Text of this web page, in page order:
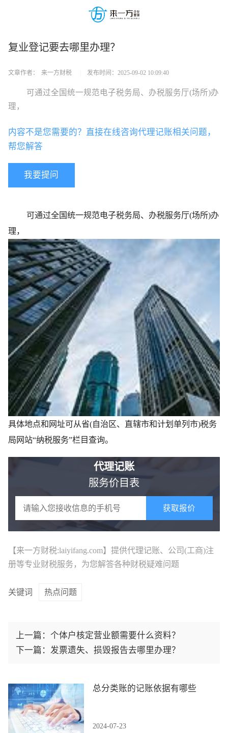
复业登记要去哪里办理？
文章作者： 来一方财税 发布时间：2025-09-02 10:09:40
可通过全国统一规范电子税务局、办税服务厅(场所)办
理，
我要提问
内容不是您需要的？直接在线咨询代理记账相关问题，
帮您解答
可通过全国统一规范电子税务局、办税服务厅(场所)办
理，
具体地点和网址可从省(自治区、直辖市和计划单列市)税务
局网站“纳税服务”栏目查询。
代理记账
服务价目表
获取报价
【来一方财税:laiyifang.com】提供代理记账、公司(工商)注
册等专业财税服务，为您解答各种财税疑难问题
关键词 热点问题
上一篇：个体户核定营业额需要什么资料？
下一篇：发票遗失、损毁报告去哪里办理？
总分类账的记账依据有哪些
2024-07-23